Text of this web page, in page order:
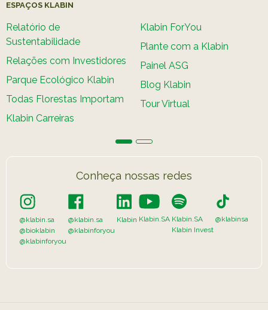
ESPAÇOS KLABIN
Relatório de
Sustentabilidade
Relações com Investidores
Parque Ecológico Klabin
Todas Florestas Importam
Klabin Carreiras
Klabin ForYou
Plante com a Klabin
Painel ASG
Blog Klabin
Tour Virtual
Conheça nossas redes
@klabin.sa
@bioklabin
@klabinforyou
@klabin.sa
@klabinforyou
Klabin Klabin.SA Klabin.SA
Klabin Invest
@klabinsa